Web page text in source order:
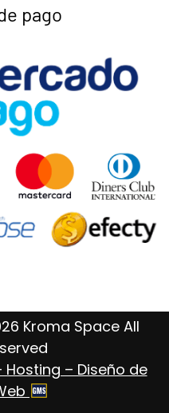
pago
Kroma Space All
– Diseño de